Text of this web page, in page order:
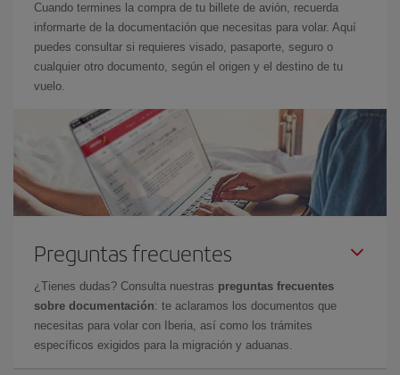
Cuando termines la compra de tu billete de avión, recuerda
informarte de la documentación que necesitas para volar. Aquí
puedes consultar si requieres visado, pasaporte, seguro o
cualquier otro documento, según el origen y el destino de tu
vuelo.
Preguntas frecuentes
¿Tienes dudas? Consulta nuestras preguntas frecuentes
sobre documentación: te aclaramos los documentos que
necesitas para volar con Iberia, así como los trámites
específicos exigidos para la migración y aduanas.